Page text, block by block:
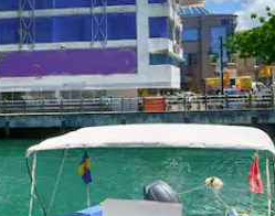
da kaydırma hareketleriyle